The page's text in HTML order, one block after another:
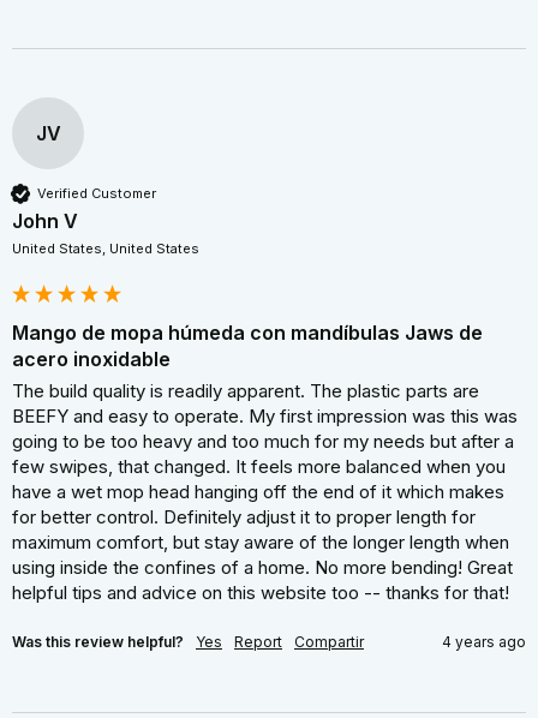
JV
Verified Customer
John V
United States, United States
Mango de mopa húmeda con mandíbulas Jaws de
acero inoxidable
The build quality is readily apparent. The plastic parts are
BEEFY and easy to operate. My first impression was this was
going to be too heavy and too much for my needs but after a
few swipes, that changed. It feels more balanced when you
have a wet mop head hanging off the end of it which makes
for better control. Definitely adjust it to proper length for
maximum comfort, but stay aware of the longer length when
using inside the confines of a home. No more bending! Great
helpful tips and advice on this website too -- thanks for that!
Was this review helpful? Yes Report Compartir 4 years ago